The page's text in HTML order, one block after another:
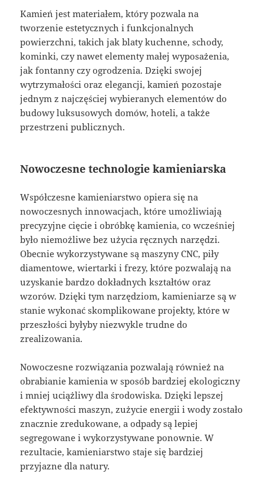
Kamień jest materiałem, który pozwala na
tworzenie estetycznych i funkcjonalnych
powierzchni, takich jak blaty kuchenne, schody,
kominki, czy nawet elementy małej wyposażenia,
jak fontanny czy ogrodzenia. Dzięki swojej
wytrzymałości oraz elegancji, kamień pozostaje
jednym z najczęściej wybieranych elementów do
budowy luksusowych domów, hoteli, a także
przestrzeni publicznych.
Nowoczesne technologie kamieniarska
Współczesne kamieniarstwo opiera się na
nowoczesnych innowacjach, które umożliwiają
precyzyjne cięcie i obróbkę kamienia, co wcześniej
było niemożliwe bez użycia ręcznych narzędzi.
Obecnie wykorzystywane są maszyny CNC, piły
diamentowe, wiertarki i frezy, które pozwalają na
uzyskanie bardzo dokładnych kształtów oraz
wzorów. Dzięki tym narzędziom, kamieniarze są w
stanie wykonać skomplikowane projekty, które w
przeszłości byłyby niezwykle trudne do
zrealizowania.
Nowoczesne rozwiązania pozwalają również na
obrabianie kamienia w sposób bardziej ekologiczny
i mniej uciążliwy dla środowiska. Dzięki lepszej
efektywności maszyn, zużycie energii i wody zostało
znacznie zredukowane, a odpady są lepiej
segregowane i wykorzystywane ponownie. W
rezultacie, kamieniarstwo staje się bardziej
przyjazne dla natury.